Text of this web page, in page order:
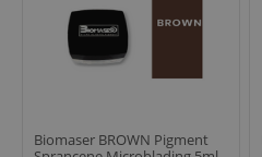
Biomaser BROWN Pigment